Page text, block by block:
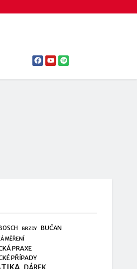
BRZDY BUČAN
MĚŘENÍ
PRAXE
PŘÍPADY